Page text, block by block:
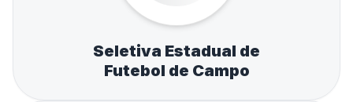
Seletiva Estadual de
Futebol de Campo